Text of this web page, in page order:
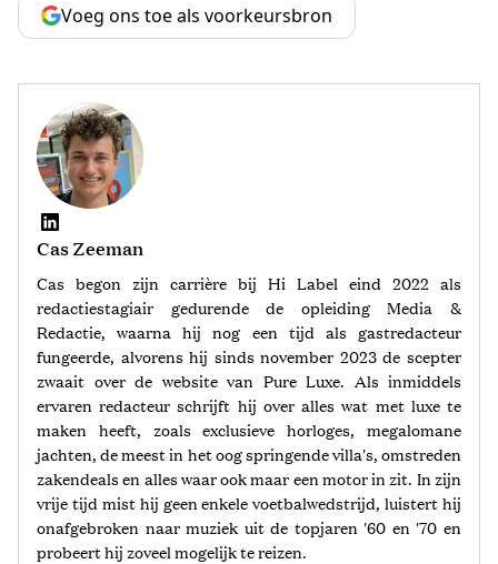
Voeg ons toe als voorkeursbron
Cas Zeeman
Cas begon zijn carrière bij Hi Label eind 2022 als
redactiestagiair gedurende de opleiding Media &
Redactie, waarna hij nog een tijd als gastredacteur
fungeerde, alvorens hij sinds november 2023 de scepter
zwaait over de website van Pure Luxe. Als inmiddels
ervaren redacteur schrijft hij over alles wat met luxe te
maken heeft, zoals exclusieve horloges, megalomane
jachten, de meest in het oog springende villa's, omstreden
zakendeals en alles waar ook maar een motor in zit. In zijn
vrije tijd mist hij geen enkele voetbalwedstrijd, luistert hij
onafgebroken naar muziek uit de topjaren '60 en '70 en
probeert hij zoveel mogelijk te reizen.